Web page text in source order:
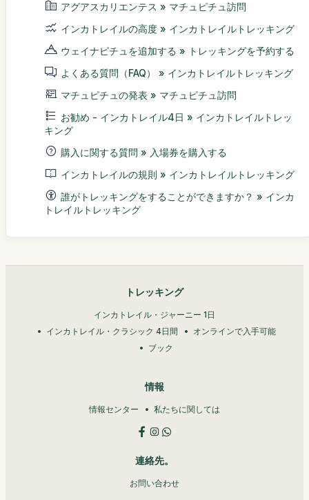
アグアスカリエンテス » マチュピチュ訪問
インカトレイルの高度 » インカトレイルトレッキング
ウェイナピチュを追加する » トレッキングを予約する
よくある質問（FAQ） » インカトレイルトレッキング
マチュピチュの発表 » マチュピチュ訪問
お勧め - インカトレイル4日 » インカトレイルトレッ
キング
購入に関する質問 » 入場券を購入する
インカトレイルの規則 » インカトレイルトレッキング
誰がトレッキングをすることができますか？ » インカ
トレイルトレッキング
トレッキング
インカトレイル・ジャーニー 1日
インカトレイル・クラシック 4日間
オンラインで入手可能
ブック
情報
情報センター 私たちに関しては
連絡先。
お問い合わせ